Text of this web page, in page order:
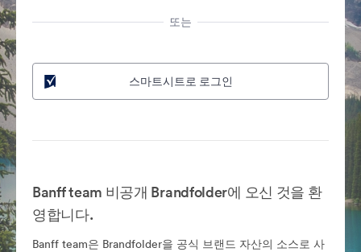
또는
스마트시트로 로그인
Banff team 비공개 Brandfolder에 오신 것을 환
영합니다.
Banff team은 Brandfolder을 공식 브랜드 자산의 소스로 사